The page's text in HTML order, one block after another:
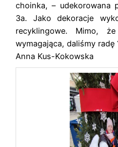
choinka, – udekorowana
3a. Jako dekoracje
recyklingowe. Mimo,
wymagająca, daliśmy radę
Anna Kus-Kokowska